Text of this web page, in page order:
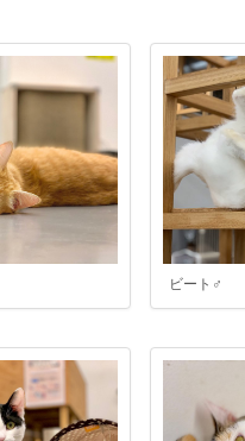
ビート♂